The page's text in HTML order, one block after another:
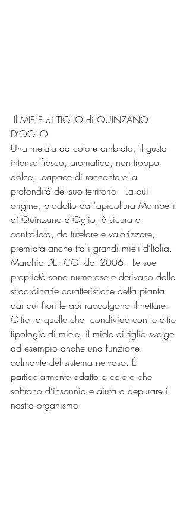
D’OGLIO
Una melata da colore ambrato, il gusto
intenso fresco, aromatico, non troppo
dolce,  capace di raccontare la
profondità del suo territorio.  La cui
origine, prodotto dall'apicoltura Mombelli
di Quinzano d'Oglio, è sicura e
controllata, da tutelare e valorizzare,
premiata anche tra i grandi mieli d’Italia.
Marchio DE. CO. dal 2006.  Le sue
proprietà sono numerose e derivano dalle
straordinarie caratteristiche della pianta
dai cui fiori le api raccolgono il nettare.
Oltre  a quelle che  condivide con le altre
tipologie di miele, il miele di tiglio svolge
ad esempio anche una funzione
calmante del sistema nervoso. È
particolarmente adatto a coloro che
soffrono d’insonnia e aiuta a depurare il
nostro organismo.